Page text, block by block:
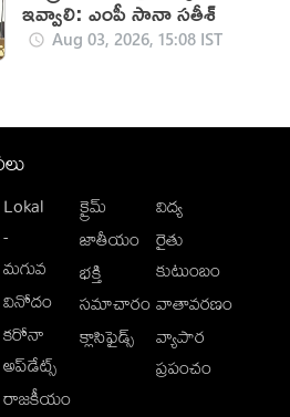
ఇవ్వాలి: ఎంపీ సానా సతీశ్
Aug 03, 2026, 15:08 IST
Lokal
-
మగువ
వినోదం
కరోనా
అప్‌డేట్స్
రాజకీయం
క్రైమ్
జాతీయం
భక్తి
సమాచారం
క్లాసిఫైడ్స్
విద్య
రైతు
కుటుంబం
వాతావరణం
వ్యాపార
ప్రపంచం